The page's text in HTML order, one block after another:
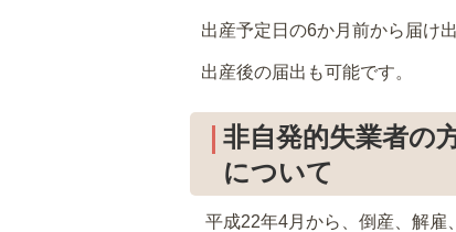
出産予定日の6か月前から届け
出産後の届出も可能です。
非自発的失業者の
について
平成22年4月から、倒産、解雇